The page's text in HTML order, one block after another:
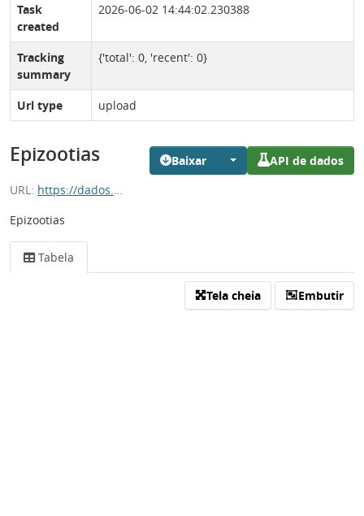
Baixar API de dados
Epizootias
URL: https://dados.es.gov.br/dataset/ca504ac7-70da-4f5e-a0ab-3bd625656790/resource/e8ec8b99-6048-47fb-81e1-f0dbb1cfd671/download/epizootias.csv
Epizootias
Tabela
Tela cheia Embutir
Task
created
2026-06-02 14:44:02.230388
Tracking
summary
{'total': 0, 'recent': 0}
Url type upload